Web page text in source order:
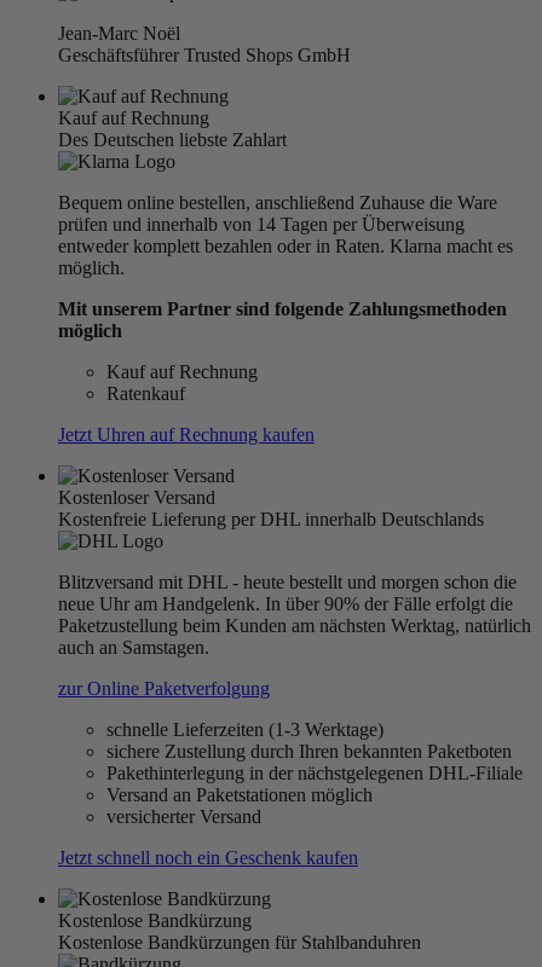
Jean-Marc Noël
Geschäftsführer Trusted Shops GmbH
Kauf auf Rechnung
Des Deutschen liebste Zahlart
Bequem online bestellen, anschließend Zuhause die Ware
prüfen und innerhalb von 14 Tagen per Überweisung
entweder komplett bezahlen oder in Raten. Klarna macht es
möglich.
Mit unserem Partner sind folgende Zahlungsmethoden
möglich
Kauf auf Rechnung
Ratenkauf
Jetzt Uhren auf Rechnung kaufen
Kostenloser Versand
Kostenfreie Lieferung per DHL innerhalb Deutschlands
Blitzversand mit DHL - heute bestellt und morgen schon die
neue Uhr am Handgelenk. In über 90% der Fälle erfolgt die
Paketzustellung beim Kunden am nächsten Werktag, natürlich
auch an Samstagen.
zur Online Paketverfolgung
schnelle Lieferzeiten (1-3 Werktage)
sichere Zustellung durch Ihren bekannten Paketboten
Pakethinterlegung in der nächstgelegenen DHL-Filiale
Versand an Paketstationen möglich
versicherter Versand
Jetzt schnell noch ein Geschenk kaufen
Kostenlose Bandkürzung
Kostenlose Bandkürzungen für Stahlbanduhren